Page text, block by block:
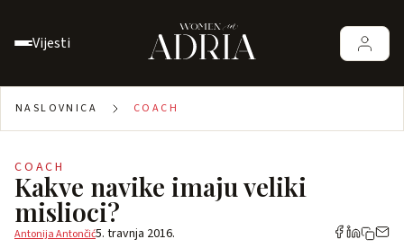
Vijesti
NASLOVNICA COACH
COACH
Kakve navike imaju veliki
mislioci?
Antonija Antončić5. travnja 2016.